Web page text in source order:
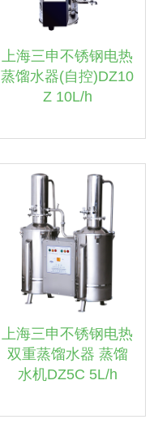
上海三申不锈钢电热
蒸馏水器(自控)DZ10
Z 10L/h
上海三申不锈钢电热
双重蒸馏水器 蒸馏
水机DZ5C 5L/h